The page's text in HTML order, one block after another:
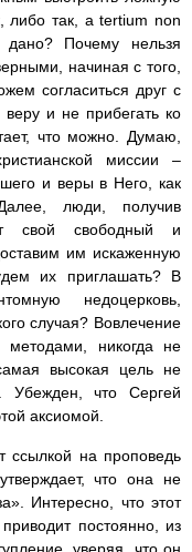
либо так, а tertium non
Почему нельзя
начиная с того,
согласиться друг с
и не прибегать ко
что можно. Думаю,
миссии –
и веры в Него, как
люди, получив
свой свободный и
им искаженную
их приглашать? В
недоцерковь,
случая? Вовлечение
методами, никогда не
высокая цель не
Убежден, что Сергей
аксиомой.
ссылкой на проповедь
что она не
Интересно, что этот
постоянно, из